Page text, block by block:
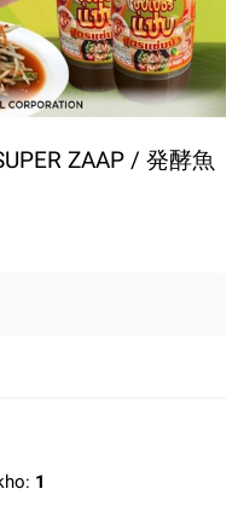
ZAAP / 発酵魚
1